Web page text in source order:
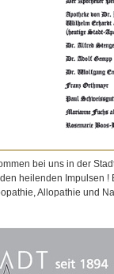
bei uns in der
heilenden Impulsen !
Allopathie und